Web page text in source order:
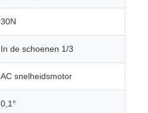
30N
In de schoenen 1/3
AC snelheidsmotor
0,1°